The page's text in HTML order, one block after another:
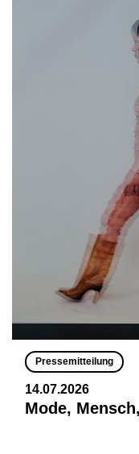
Pressemitteilung
14.07.2026
Mode,